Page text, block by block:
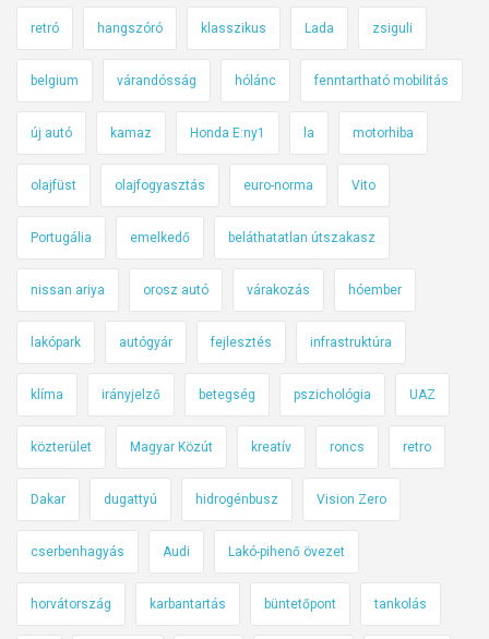
retró hangszóró klasszikus Lada zsiguli
belgium várandósság hólánc fenntartható mobilitás
új autó kamaz Honda E:ny1 la motorhiba
olajfüst olajfogyasztás euro-norma Vito
Portugália emelkedő beláthatatlan útszakasz
nissan ariya orosz autó várakozás hóember
lakópark autógyár fejlesztés infrastruktúra
klíma irányjelző betegség pszichológia UAZ
közterület Magyar Közút kreatív roncs retro
Dakar dugattyú hidrogénbusz Vision Zero
cserbenhagyás Audi Lakó-pihenő övezet
horvátország karbantartás büntetőpont tankolás